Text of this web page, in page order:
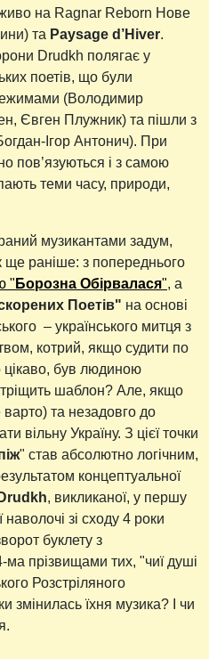
на Ragnar Reborn Нове
та Paysage d’Hiver.
Drudkh полягає у
поетів, що були
(Володимир
Євген Плужник) та пішли з
Ігор Антонич). При
пов’язуються і з самою
теми часу, природи,
музикантами задум,
ще раніше: з попереднього
" Борозна Обірвалася", а
Поетів" на основі
– українського митця з
котрий, якщо судити по
цікаво, був людиною
шаблон? Але, якщо
та незадовго до
вільну Україну. З цієї точки
" став абсолютно логічним,
концептуальної
Drudkh, викликаної, у першу
наволочі зі сходу 4 роки
буклету з
прізвищами тих, "чиї душі
Розстріляного
змінилась їхня музика? І чи